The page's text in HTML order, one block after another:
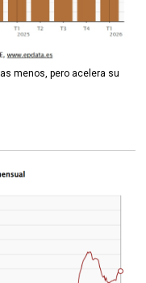
menos, pero acelera su